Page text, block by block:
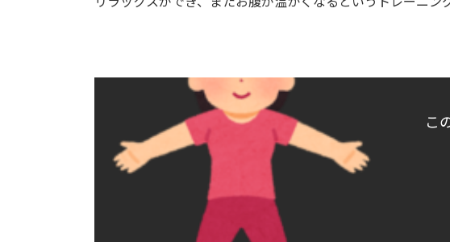
こ